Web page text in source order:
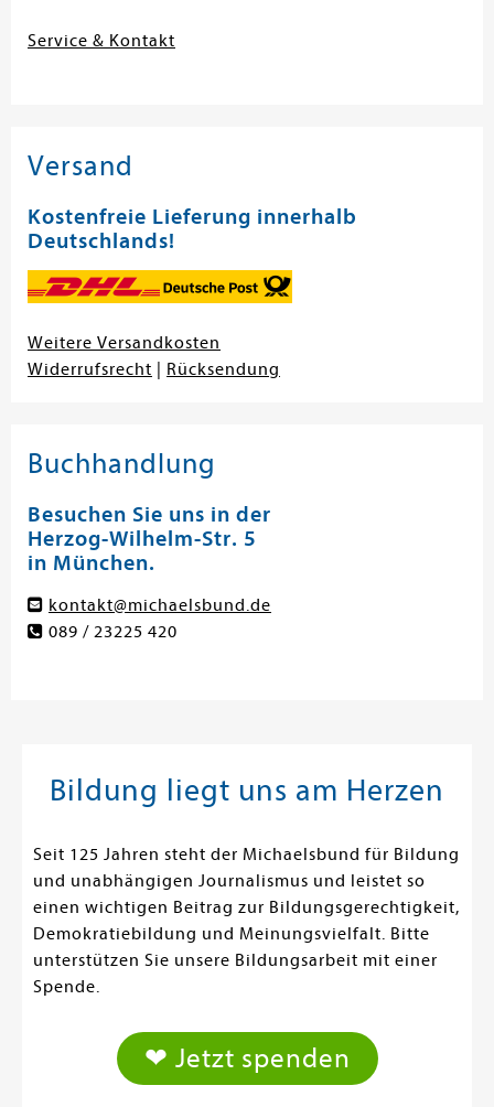
Service & Kontakt
Versand
Kostenfreie Lieferung innerhalb
Deutschlands!
Weitere Versandkosten
Widerrufsrecht
Rücksendung
Buchhandlung
Besuchen Sie uns in der
Herzog-Wilhelm-Str. 5
in München.
kontakt@michaelsbund.de
089 / 23225 420
Bildung liegt uns am Herzen
Seit 125 Jahren steht der Michaelsbund für Bildung
und unabhängigen Journalismus und leistet so
einen wichtigen Beitrag zur Bildungsgerechtigkeit,
Demokratiebildung und Meinungsvielfalt. Bitte
unterstützen Sie unsere Bildungsarbeit mit einer
Spende.
❤ Jetzt spenden